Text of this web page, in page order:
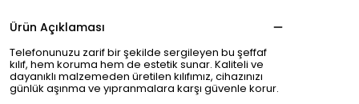
Ürün Açıklaması
Telefonunuzu zarif bir şekilde sergileyen bu şeffaf
kılıf, hem koruma hem de estetik sunar. Kaliteli ve
dayanıklı malzemeden üretilen kılıfımız, cihazınızı
günlük aşınma ve yıpranmalara karşı güvenle korur.